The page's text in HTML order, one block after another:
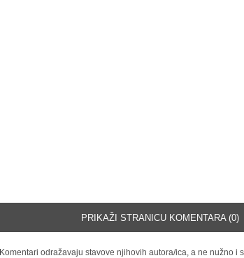
PRIKAŽI STRANICU KOMENTARA (0)
Komentari odražavaju stavove njihovih autora/ica, a ne nužno i